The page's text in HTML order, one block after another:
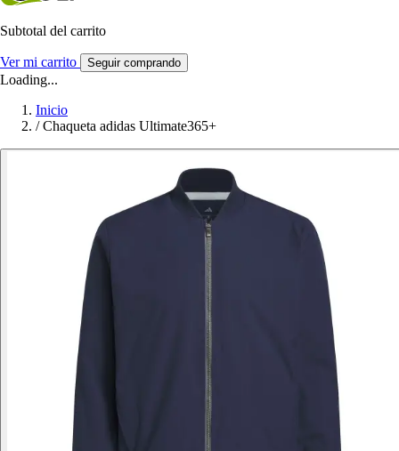
Subtotal del carrito
Ver mi carrito Seguir comprando
Loading...
Inicio
/ Chaqueta adidas Ultimate365+